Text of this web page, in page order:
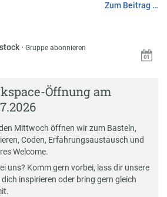
Zum Beitrag …
·Gruppe abonnieren
Öffnung am
Mittwoch öffnen wir zum Basteln,
Coden, Erfahrungsaustausch und
Welcome.
uns? Komm gern vorbei, lass dir unsere
inspirieren oder bring gern gleich